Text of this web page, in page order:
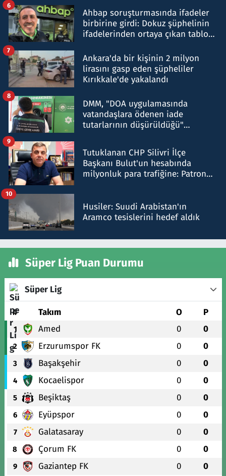
Ahbap soruşturmasında ifadeler
birbirine girdi: Dokuz şüphelinin
ifadelerinden ortaya çıkan tablo
6
Ankara'da bir kişinin 2 milyon
lirasını gasp eden şüpheliler
Kırıkkale'de yakalandı
7
DMM, "DOA uygulamasında
vatandaşlara ödenen iade
tutarlarının düşürüldüğü"
8
Tutuklanan CHP Silivri İlçe
Başkanı Bulut'un hesabında
milyonluk para trafiğine: Patron
9
Husiler: Suudi Arabistan'ın
Aramco tesislerini hedef aldık
10
Süper Lig Puan Durumu
Süper Lig
# Takım O P
1 Amed 0 0
2 Erzurumspor FK 0 0
3 Başakşehir 0 0
4 Kocaelispor 0 0
5 Beşiktaş 0 0
6 Eyüpspor 0 0
7 Galatasaray 0 0
8 Çorum FK 0 0
9 Gaziantep FK 0 0